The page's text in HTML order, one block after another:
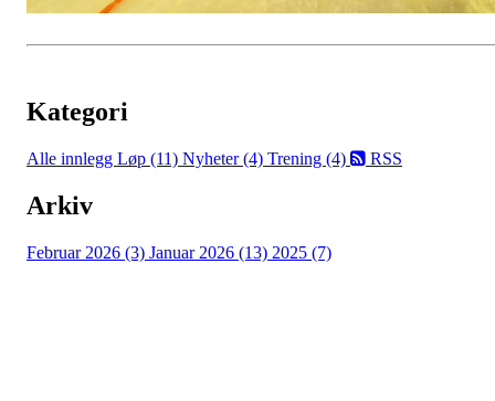
Kategori
Alle innlegg Løp (11) Nyheter (4) Trening (4) RSS
Arkiv
Februar 2026 (3) Januar 2026 (13) 2025 (7)